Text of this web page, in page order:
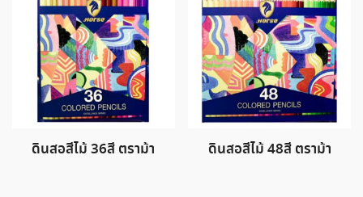
ดินสอสีไม้ 36สี ตราม้า ดินสอสีไม้ 48สี ตราม้า